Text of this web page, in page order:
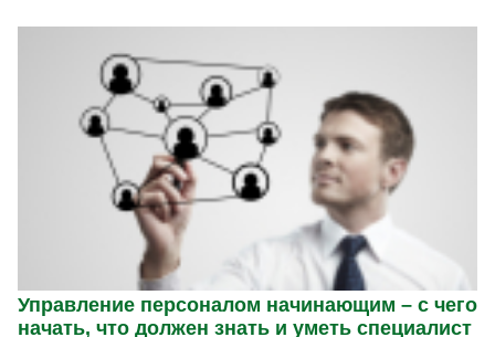
Управление персоналом начинающим – с чего
начать, что должен знать и уметь специалист